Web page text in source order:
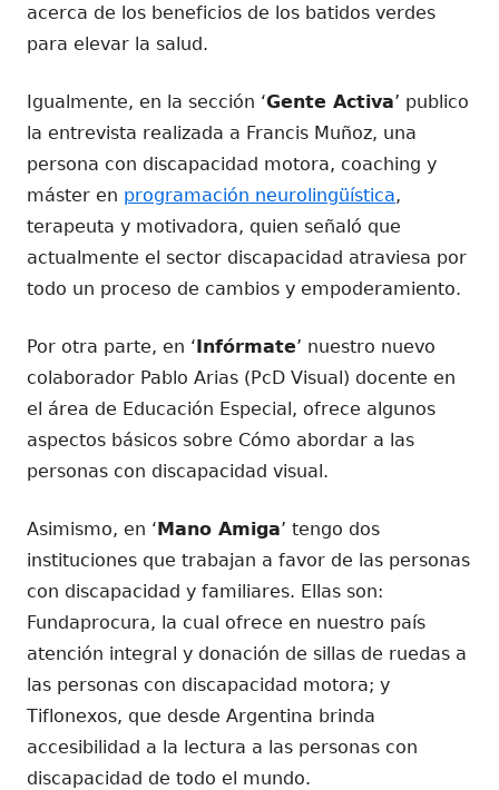
acerca de los beneficios de los batidos verdes
para elevar la salud.
Igualmente, en la sección ‘Gente Activa’ publico
la entrevista realizada a Francis Muñoz, una
persona con discapacidad motora, coaching y
máster en programación neurolingüística,
terapeuta y motivadora, quien señaló que
actualmente el sector discapacidad atraviesa por
todo un proceso de cambios y empoderamiento.
Por otra parte, en ‘Infórmate’ nuestro nuevo
colaborador Pablo Arias (PcD Visual) docente en
el área de Educación Especial, ofrece algunos
aspectos básicos sobre Cómo abordar a las
personas con discapacidad visual.
Asimismo, en ‘Mano Amiga’ tengo dos
instituciones que trabajan a favor de las personas
con discapacidad y familiares. Ellas son:
Fundaprocura, la cual ofrece en nuestro país
atención integral y donación de sillas de ruedas a
las personas con discapacidad motora; y
Tiflonexos, que desde Argentina brinda
accesibilidad a la lectura a las personas con
discapacidad de todo el mundo.